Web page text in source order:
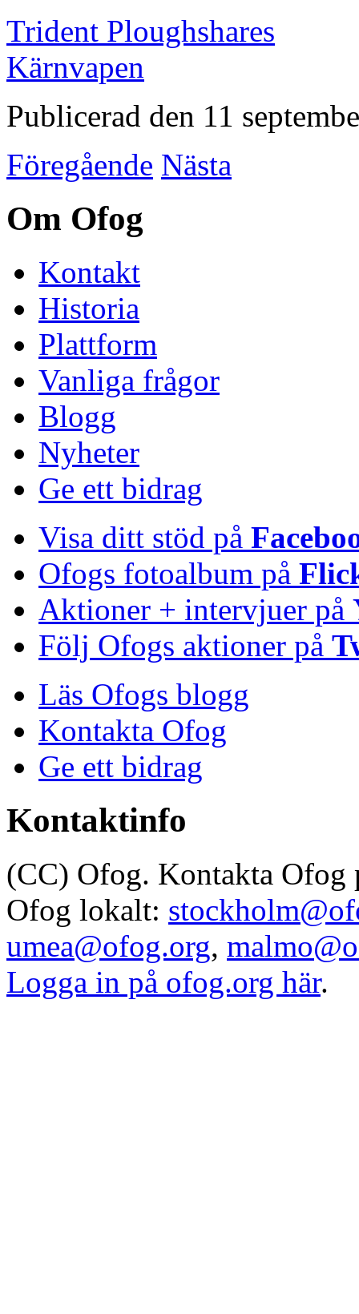
Trident Ploughshares
Kärnvapen
Publicerad den 11
Föregående Nästa
Om Ofog
Kontakt
Historia
Plattform
Vanliga frågor
Blogg
Nyheter
Ge ett bidrag
Visa ditt stöd på
Ofogs fotoalbum på
Aktioner + intervjuer på
Följ Ofogs aktioner på
Läs Ofogs blogg
Kontakta Ofog
Ge ett bidrag
Kontaktinfo
(CC) Ofog. Kontakta Ofog
Ofog lokalt:
umea@ofog.org,
Logga in på ofog.org här.